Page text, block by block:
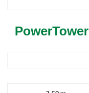
PowerTower